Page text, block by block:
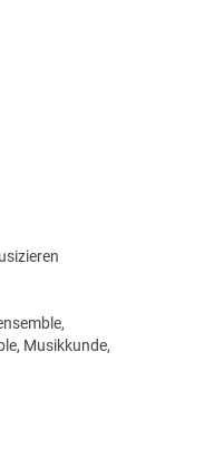
Musikkunde,